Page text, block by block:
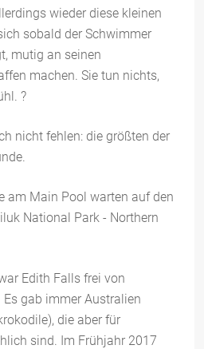
wieder diese kleinen
sobald der Schwimmer
mutig an seinen
machen. Sie tun nichts,
?
nicht fehlen: die größten der
Edith Falls frei von
gab immer Australien
die aber für
sind. Im Frühjahr 2017